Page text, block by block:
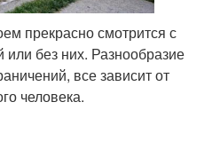
Фонтан на улице
прекрасно смотрится с
без них. Разнообразие
все зависит от
человека.